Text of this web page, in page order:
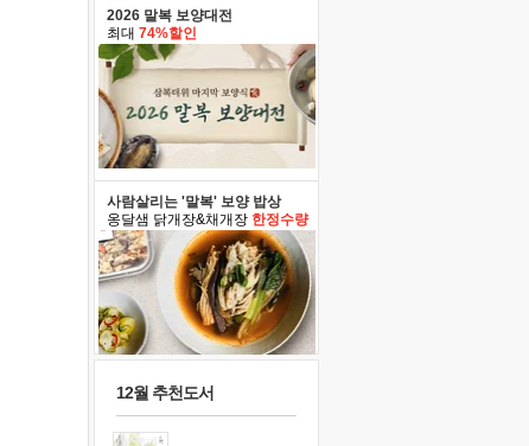
2026 말복 보양대전
최대 74%할인
사람살리는 '말복' 보양 밥상
옹달샘 닭개장&채개장 한정수량
12월 추천도서